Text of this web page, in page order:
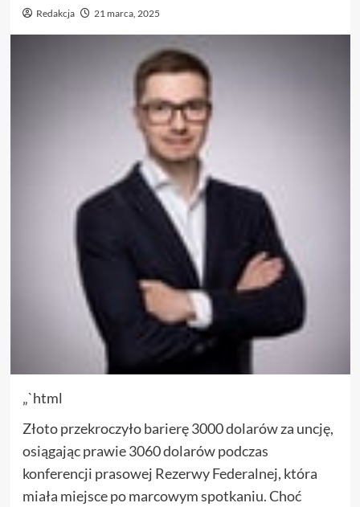
Redakcja 21 marca, 2025
„`html
Złoto przekroczyło barierę 3000 dolarów za uncję,
osiągając prawie 3060 dolarów podczas
konferencji prasowej Rezerwy Federalnej, która
miała miejsce po marcowym spotkaniu. Choć